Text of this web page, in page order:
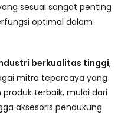
sesuai sangat penting
optimal dalam
berkualitas tinggi,
mitra tepercaya yang
terbaik, mulai dari
aksesoris pendukung